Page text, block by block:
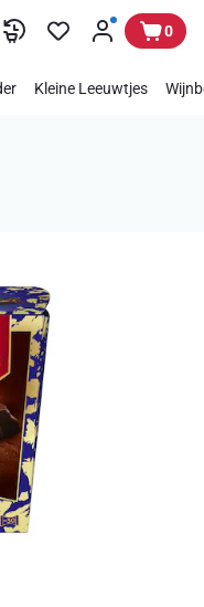
0
Kleine Leeuwtjes